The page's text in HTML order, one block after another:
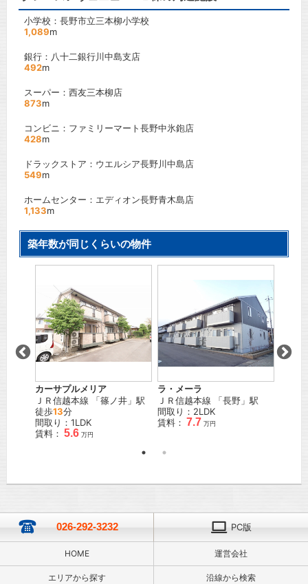
小学校：長野市立三本柳小学校
1,089m
銀行：八十二銀行川中島支店
492m
スーパー：西友三本柳店
873m
コンビニ：ファミリーマート長野中氷鉋店
428m
ドラックストア：ウエルシア長野川中島店
549m
ホームセンター：エディオン長野青木島店
1,133m
築年数が同じくらいの物件
カーサプルメリア
ＪＲ信越本線 「篠ノ井 」駅
徒歩13分
間取り：1LDK
賃料： 5.6 万円
ラ・メーラ
ＪＲ信越本線 「長野 」駅
間取り：2LDK
賃料： 7.7 万円
026-292-3232 PC版
HOME 運営会社
エリアから探す 沿線から検索